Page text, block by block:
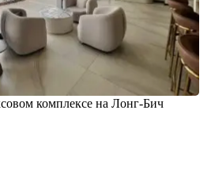
комплексе на Лонг-Бич